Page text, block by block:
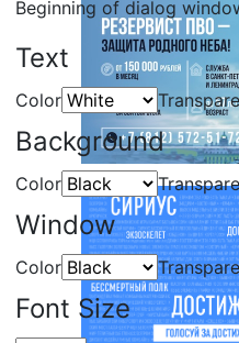
Beginning of dialog
Text
Color
Background
Color
Window
Color
Font Size